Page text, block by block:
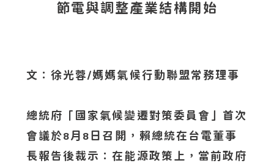
節電與調整產業結構開始
文：徐光蓉/媽媽氣候行動聯盟常務理事
總統府「國家氣候變遷對策委員會」首次
會議於8月 8 日召開，賴總統在台電董事
長報告後裁示：在能源政策上，當前政府